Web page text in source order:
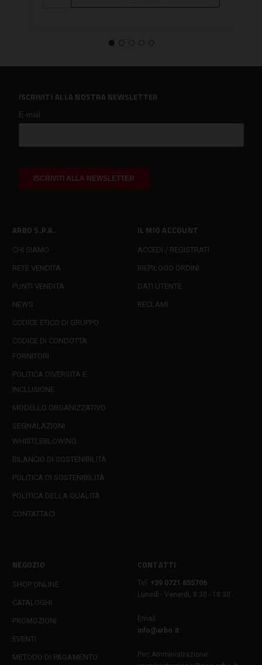
ARBO S.P.A.
CHI SIAMO
RETE VENDITA
PUNTI VENDITA
NEWS
CODICE ETICO DI GRUPPO
CODICE DI CONDOTTA
FORNITORI
POLITICA DIVERSITÀ E
INCLUSIONE
MODELLO ORGANIZZATIVO
SEGNALAZIONI
WHISTLEBLOWING
BILANCIO DI SOSTENIBILITÀ
POLITICA DI SOSTENIBILITÀ
POLITICA DELLA QUALITÀ
CONTATTACI
IL MIO ACCOUNT
ACCEDI / REGISTRATI
RIEPILOGO ORDINI
DATI UTENTE
RECLAMI
NEGOZIO
SHOP ONLINE
CATALOGHI
PROMOZIONI
EVENTI
METODO DI PAGAMENTO
CONTATTI
Tel:
+39 0721 855706
Lunedì - Venerdì, 8:30 - 18:30
Email:
info@arbo.it
Pec Amministrazione:
ISCRIVITI ALLA NOSTRA NEWSLETTER